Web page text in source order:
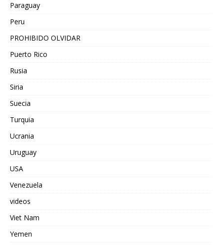
Paraguay
Peru
PROHIBIDO OLVIDAR
Puerto Rico
Rusia
Siria
Suecia
Turquia
Ucrania
Uruguay
USA
Venezuela
videos
Viet Nam
Yemen